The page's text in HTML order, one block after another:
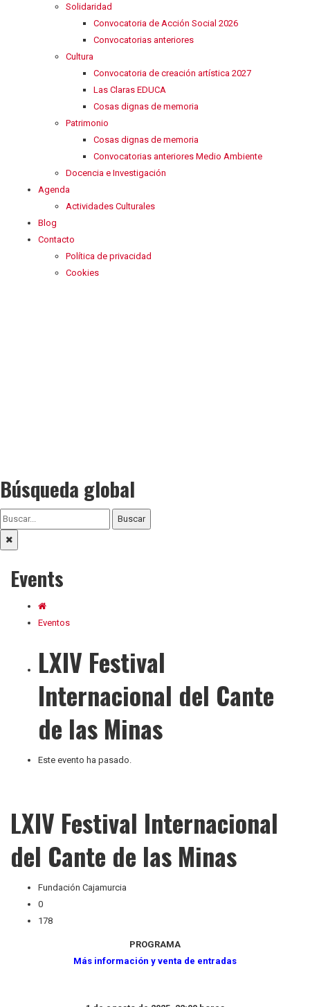
Solidaridad
Convocatoria de Acción Social 2026
Convocatorias anteriores
Cultura
Convocatoria de creación artística 2027
Las Claras EDUCA
Cosas dignas de memoria
Patrimonio
Cosas dignas de memoria
Convocatorias anteriores Medio Ambiente
Docencia e Investigación
Agenda
Actividades Culturales
Blog
Contacto
Política de privacidad
Cookies
Búsqueda global
Buscar
Events
Eventos
LXIV Festival
Internacional del Cante
de las Minas
Este evento ha pasado.
LXIV Festival Internacional
del Cante de las Minas
Fundación Cajamurcia
0
178
PROGRAMA
Más información y venta de entradas